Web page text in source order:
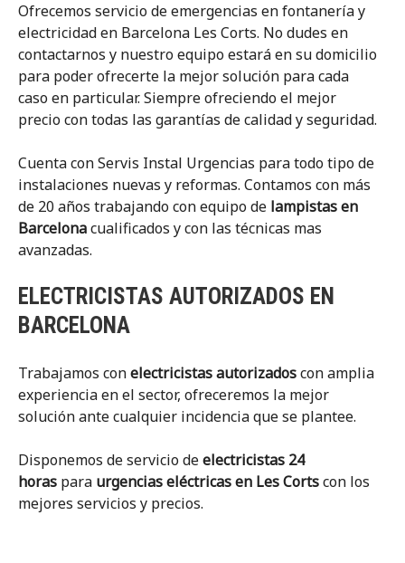
Ofrecemos servicio de emergencias en fontanería y
electricidad en Barcelona Les Corts. No dudes en
contactarnos y nuestro equipo estará en su domicilio
para poder ofrecerte la mejor solución para cada
caso en particular. Siempre ofreciendo el mejor
precio con todas las garantías de calidad y seguridad.
Cuenta con Servis Instal Urgencias para todo tipo de
instalaciones nuevas y reformas. Contamos con más
de 20 años trabajando con equipo de lampistas en
Barcelonacualificados y con las técnicas mas
avanzadas.
ELECTRICISTAS AUTORIZADOS EN
BARCELONA
Trabajamos conelectricistas autorizadoscon amplia
experiencia en el sector, ofreceremos la mejor
solución ante cualquier incidencia que se plantee.
Disponemos de servicio deelectricistas 24
horas para urgencias eléctricas en Les Cortscon los
mejores servicios y precios.